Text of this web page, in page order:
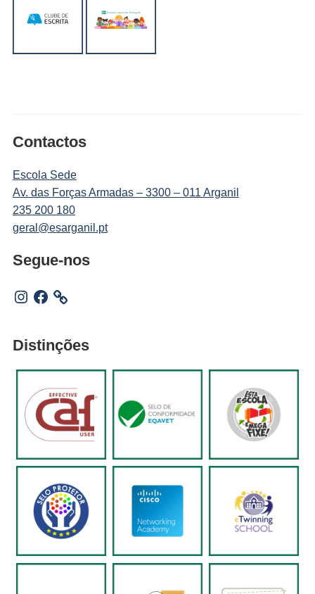
Contactos
Escola Sede
Av. das Forças Armadas – 3300 – 011 Arganil
235 200 180
geral@esarganil.pt
Segue-nos
Instagram
Facebook
Distinções